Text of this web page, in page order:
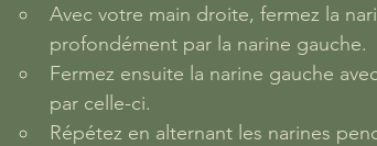
Avec votre main droite, fermez la
profondément par la narine gauche.
Fermez ensuite la narine gauche
par celle-ci.
Répétez en alternant les narines